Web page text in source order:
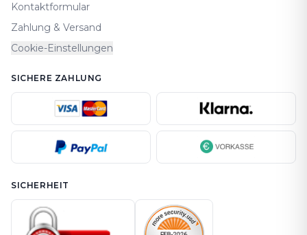
Kontaktformular
Zahlung & Versand
Cookie-Einstellungen
SICHERE ZAHLUNG
SICHERHEIT